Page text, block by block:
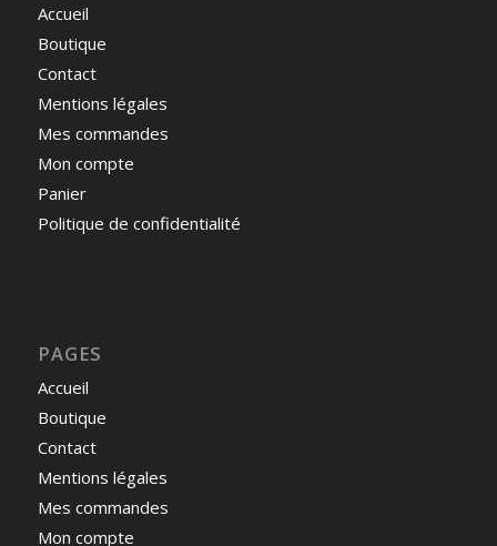
Accueil
Boutique
Contact
Mentions légales
Mes commandes
Mon compte
Panier
Politique de confidentialité
PAGES
Accueil
Boutique
Contact
Mentions légales
Mes commandes
Mon compte